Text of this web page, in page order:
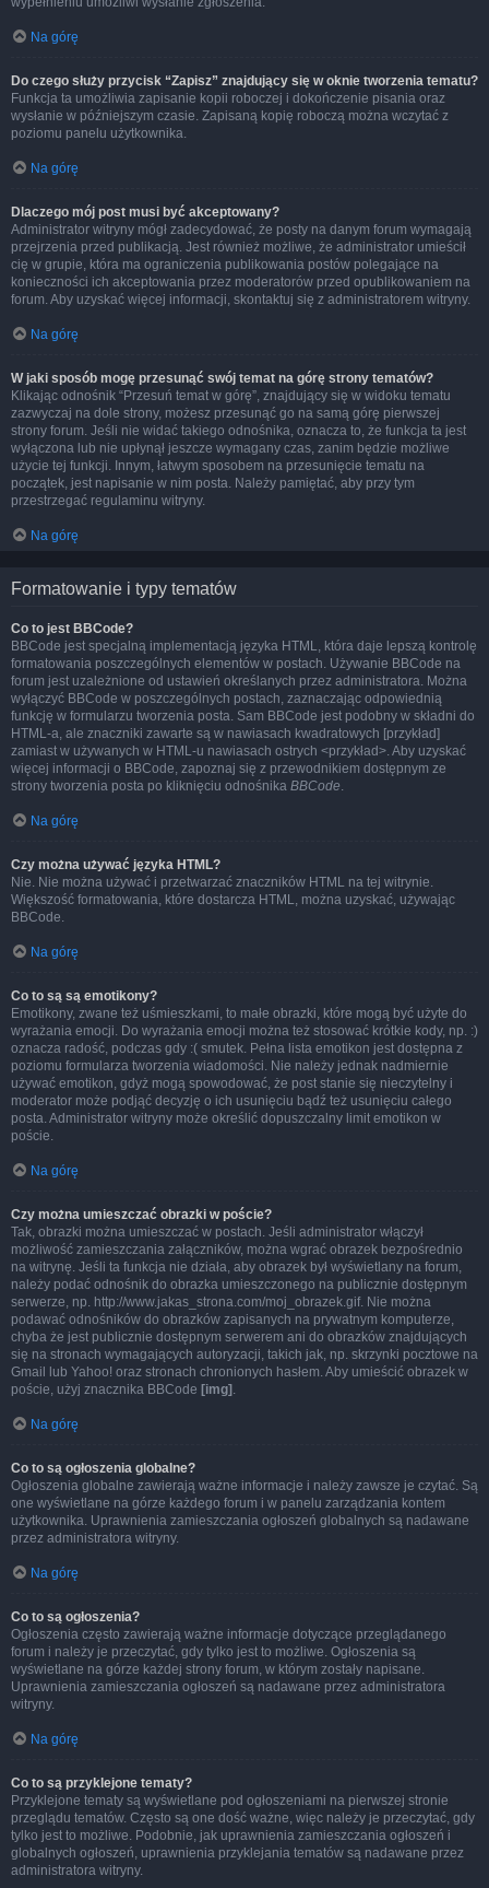
Na górę
Do czego służy przycisk “Zapisz” znajdujący się w oknie tworzenia tematu?
Funkcja ta umożliwia zapisanie kopii roboczej i dokończenie pisania oraz
wysłanie w późniejszym czasie. Zapisaną kopię roboczą można wczytać z
poziomu panelu użytkownika.
Na górę
Dlaczego mój post musi być akceptowany?
Administrator witryny mógł zadecydować, że posty na danym forum wymagają
przejrzenia przed publikacją. Jest również możliwe, że administrator umieścił
cię w grupie, która ma ograniczenia publikowania postów polegające na
konieczności ich akceptowania przez moderatorów przed opublikowaniem na
forum. Aby uzyskać więcej informacji, skontaktuj się z administratorem witryny.
Na górę
W jaki sposób mogę przesunąć swój temat na górę strony tematów?
Klikając odnośnik “Przesuń temat w górę”, znajdujący się w widoku tematu
zazwyczaj na dole strony, możesz przesunąć go na samą górę pierwszej
strony forum. Jeśli nie widać takiego odnośnika, oznacza to, że funkcja ta jest
wyłączona lub nie upłynął jeszcze wymagany czas, zanim będzie możliwe
użycie tej funkcji. Innym, łatwym sposobem na przesunięcie tematu na
początek, jest napisanie w nim posta. Należy pamiętać, aby przy tym
przestrzegać regulaminu witryny.
Na górę
Formatowanie i typy tematów
Co to jest BBCode?
BBCode jest specjalną implementacją języka HTML, która daje lepszą kontrolę
formatowania poszczególnych elementów w postach. Używanie BBCode na
forum jest uzależnione od ustawień określanych przez administratora. Można
wyłączyć BBCode w poszczególnych postach, zaznaczając odpowiednią
funkcję w formularzu tworzenia posta. Sam BBCode jest podobny w składni do
HTML-a, ale znaczniki zawarte są w nawiasach kwadratowych [przykład]
zamiast w używanych w HTML-u nawiasach ostrych <przykład>. Aby uzyskać
więcej informacji o BBCode, zapoznaj się z przewodnikiem dostępnym ze
strony tworzenia posta po kliknięciu odnośnika BBCode.
Na górę
Czy można używać języka HTML?
Nie. Nie można używać i przetwarzać znaczników HTML na tej witrynie.
Większość formatowania, które dostarcza HTML, można uzyskać, używając
BBCode.
Na górę
Co to są są emotikony?
Emotikony, zwane też uśmieszkami, to małe obrazki, które mogą być użyte do
wyrażania emocji. Do wyrażania emocji można też stosować krótkie kody, np. :)
oznacza radość, podczas gdy :( smutek. Pełna lista emotikon jest dostępna z
poziomu formularza tworzenia wiadomości. Nie należy jednak nadmiernie
używać emotikon, gdyż mogą spowodować, że post stanie się nieczytelny i
moderator może podjąć decyzję o ich usunięciu bądź też usunięciu całego
posta. Administrator witryny może określić dopuszczalny limit emotikon w
poście.
Na górę
Czy można umieszczać obrazki w poście?
Tak, obrazki można umieszczać w postach. Jeśli administrator włączył
możliwość zamieszczania załączników, można wgrać obrazek bezpośrednio
na witrynę. Jeśli ta funkcja nie działa, aby obrazek był wyświetlany na forum,
należy podać odnośnik do obrazka umieszczonego na publicznie dostępnym
serwerze, np. http://www.jakas_strona.com/moj_obrazek.gif. Nie można
podawać odnośników do obrazków zapisanych na prywatnym komputerze,
chyba że jest publicznie dostępnym serwerem ani do obrazków znajdujących
się na stronach wymagających autoryzacji, takich jak, np. skrzynki pocztowe na
Gmail lub Yahoo! oraz stronach chronionych hasłem. Aby umieścić obrazek w
poście, użyj znacznika BBCode [img] .
Na górę
Co to są ogłoszenia globalne?
Ogłoszenia globalne zawierają ważne informacje i należy zawsze je czytać. Są
one wyświetlane na górze każdego forum i w panelu zarządzania kontem
użytkownika. Uprawnienia zamieszczania ogłoszeń globalnych są nadawane
przez administratora witryny.
Na górę
Co to są ogłoszenia?
Ogłoszenia często zawierają ważne informacje dotyczące przeglądanego
forum i należy je przeczytać, gdy tylko jest to możliwe. Ogłoszenia są
wyświetlane na górze każdej strony forum, w którym zostały napisane.
Uprawnienia zamieszczania ogłoszeń są nadawane przez administratora
witryny.
Na górę
Co to są przyklejone tematy?
Przyklejone tematy są wyświetlane pod ogłoszeniami na pierwszej stronie
przeglądu tematów. Często są one dość ważne, więc należy je przeczytać, gdy
tylko jest to możliwe. Podobnie, jak uprawnienia zamieszczania ogłoszeń i
globalnych ogłoszeń, uprawnienia przyklejania tematów są nadawane przez
administratora witryny.